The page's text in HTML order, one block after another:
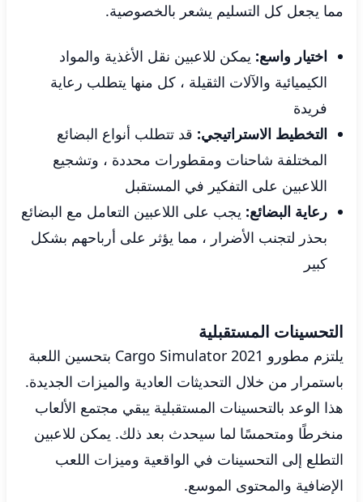
مما يجعل كل التسليم يشعر بالخصوصية.
اختيار واسع: يمكن للاعبين نقل الأغذية والمواد
الكيميائية والآلات الثقيلة ، كل منها يتطلب رعاية
فريدة
التخطيط الاستراتيجي: قد تتطلب أنواع البضائع
المختلفة شاحنات ومقطورات محددة ، وتشجيع
اللاعبين على التفكير في المستقبل
رعاية البضائع: يجب على اللاعبين التعامل مع البضائع
بحذر لتجنب الأضرار ، مما يؤثر على أرباحهم بشكل
كبير
التحسينات المستقبلية
يلتزم مطورو Cargo Simulator 2021 بتحسين اللعبة
باستمرار من خلال التحديثات العادية والميزات الجديدة.
هذا الوعد بالتحسينات المستقبلية يبقي مجتمع الألعاب
منخرطًا ومتحمسًا لما سيحدث بعد ذلك. يمكن للاعبين
التطلع إلى التحسينات في الواقعية وميزات اللعب
الإضافية والمحتوى الموسع.